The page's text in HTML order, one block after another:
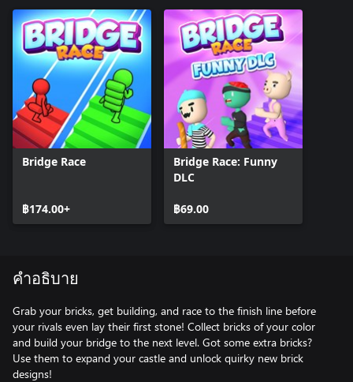
Bridge Race
฿174.00+
Bridge Race: Funny
DLC
฿69.00
คำอธิบาย
Grab your bricks, get building, and race to the finish line before
your rivals even lay their first stone! Collect bricks of your color
and build your bridge to the next level. Got some extra bricks?
Use them to expand your castle and unlock quirky new brick
designs!